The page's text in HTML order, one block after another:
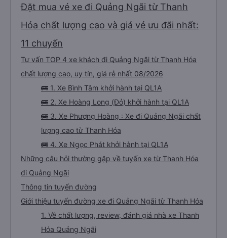
Đặt mua vé xe đi Quảng Ngãi từ Thanh
Hóa chất lượng cao và giá vé ưu đãi nhất:
11 chuyến
Tư vấn TOP 4 xe khách đi Quảng Ngãi từ Thanh Hóa
chất lượng cao, uy tín, giá rẻ nhất 08/2026
🚌 1. Xe Bình Tâm khởi hành tại QL1A
🚌 2. Xe Hoàng Long (Đỏ) khởi hành tại QL1A
🚌 3. Xe Phượng Hoàng : Xe đi Quảng Ngãi chất
lượng cao từ Thanh Hóa
🚌 4. Xe Ngọc Phát khởi hành tại QL1A
Những câu hỏi thường gặp về tuyến xe từ Thanh Hóa
đi Quảng Ngãi
Thông tin tuyến đường
Giới thiệu tuyến đường xe đi Quảng Ngãi từ Thanh Hóa
1. Về chất lượng, review, đánh giá nhà xe Thanh
Hóa Quảng Ngãi